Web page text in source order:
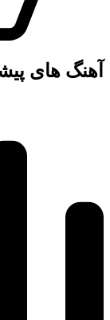
آهنگ های